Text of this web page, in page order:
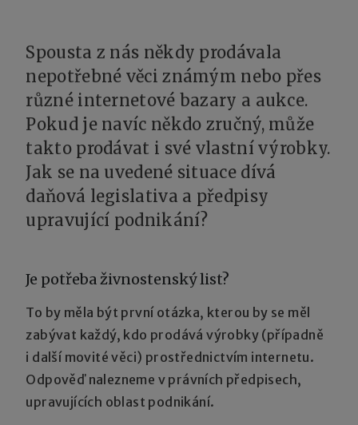
Spousta z nás někdy prodávala
nepotřebné věci známým nebo přes
různé internetové bazary a aukce.
Pokud je navíc někdo zručný, může
takto prodávat i své vlastní výrobky.
Jak se na uvedené situace dívá
daňová legislativa a předpisy
upravující podnikání?
Je potřeba živnostenský list?
To by měla být první otázka, kterou by se měl
zabývat každý, kdo prodává výrobky (případně
i další movité věci) prostřednictvím internetu.
Odpověď nalezneme v právních předpisech,
upravujících oblast podnikání.